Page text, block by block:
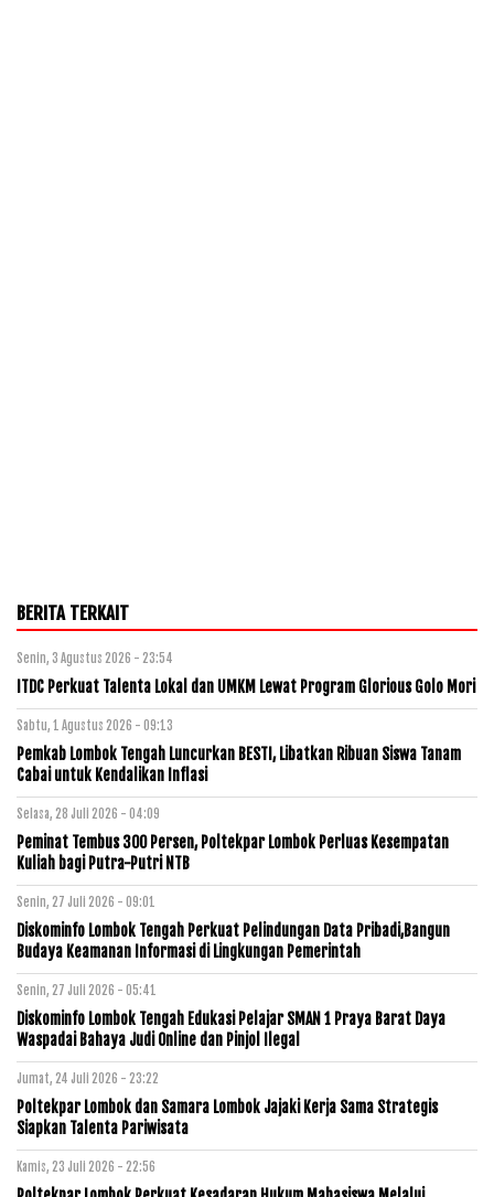
BERITA TERKAIT
Senin, 3 Agustus 2026 - 23:54
ITDC Perkuat Talenta Lokal dan UMKM Lewat Program Glorious Golo Mori
Sabtu, 1 Agustus 2026 - 09:13
Pemkab Lombok Tengah Luncurkan BESTI, Libatkan Ribuan Siswa Tanam
Cabai untuk Kendalikan Inflasi
Selasa, 28 Juli 2026 - 04:09
Peminat Tembus 300 Persen, Poltekpar Lombok Perluas Kesempatan
Kuliah bagi Putra-Putri NTB
Senin, 27 Juli 2026 - 09:01
Diskominfo Lombok Tengah Perkuat Pelindungan Data Pribadi,Bangun
Budaya Keamanan Informasi di Lingkungan Pemerintah
Senin, 27 Juli 2026 - 05:41
Diskominfo Lombok Tengah Edukasi Pelajar SMAN 1 Praya Barat Daya
Waspadai Bahaya Judi Online dan Pinjol Ilegal
Jumat, 24 Juli 2026 - 23:22
Poltekpar Lombok dan Samara Lombok Jajaki Kerja Sama Strategis
Siapkan Talenta Pariwisata
Kamis, 23 Juli 2026 - 22:56